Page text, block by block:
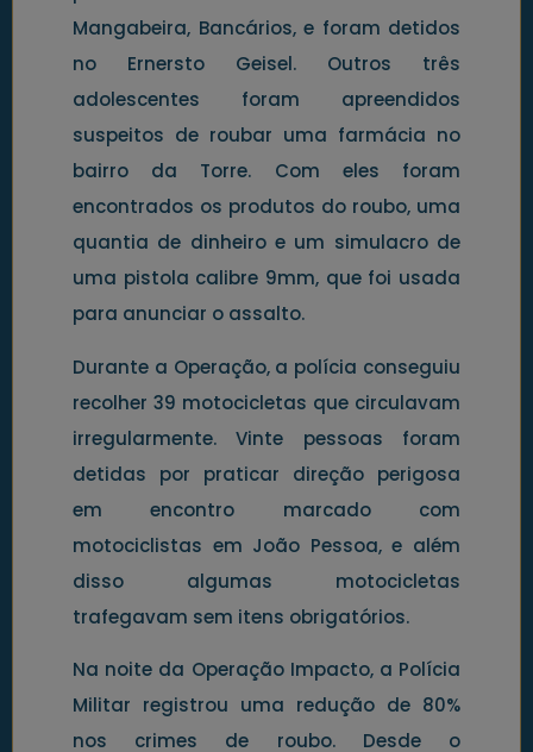
Mangabeira, Bancários, e foram detidos
no Ernersto Geisel. Outros três
adolescentes foram apreendidos
suspeitos de roubar uma farmácia no
bairro da Torre. Com eles foram
encontrados os produtos do roubo, uma
quantia de dinheiro e um simulacro de
uma pistola calibre 9mm, que foi usada
para anunciar o assalto.
Durante a Operação, a polícia conseguiu
recolher 39 motocicletas que circulavam
irregularmente. Vinte pessoas foram
detidas por praticar direção perigosa
em encontro marcado com
motociclistas em João Pessoa, e além
disso algumas motocicletas
trafegavam sem itens obrigatórios.
Na noite da Operação Impacto, a Polícia
Militar registrou uma redução de 80%
nos crimes de roubo. Desde o